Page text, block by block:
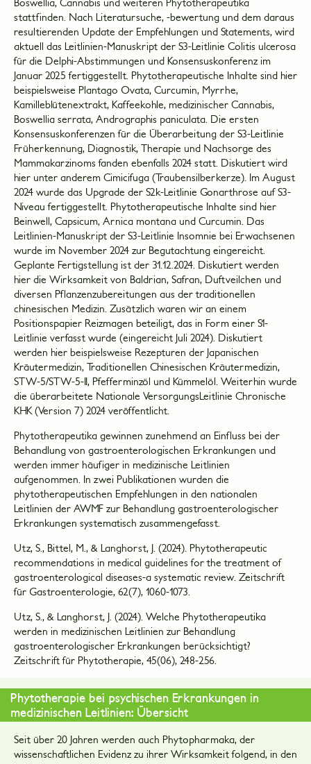
stattfinden. Nach Literatursuche, -bewertung und dem daraus
resultierenden Update der Empfehlungen und Statements, wird
aktuell das Leitlinien-Manuskript der S3-Leitlinie Colitis ulcerosa
für die Delphi-Abstimmungen und Konsensuskonferenz im
Januar 2025 fertiggestellt. Phytotherapeutische Inhalte sind hier
beispielsweise Plantago Ovata, Curcumin, Myrrhe,
Kamilleblütenextrakt, Kaffeekohle, medizinischer Cannabis,
Boswellia serrata, Andrographis paniculata. Die ersten
Konsensuskonferenzen für die Überarbeitung der S3-Leitlinie
Früherkennung, Diagnostik, Therapie und Nachsorge des
Mammakarzinoms fanden ebenfalls 2024 statt. Diskutiert wird
hier unter anderem Cimicifuga (Traubensilberkerze). Im August
2024 wurde das Upgrade der S2k-Leitlinie Gonarthrose auf S3-
Niveau fertiggestellt. Phytotherapeutische Inhalte sind hier
Beinwell, Capsicum, Arnica montana und Curcumin. Das
Leitlinien-Manuskript der S3-Leitlinie Insomnie bei Erwachsenen
wurde im November 2024 zur Begutachtung eingereicht.
Geplante Fertigstellung ist der 31.12.2024. Diskutiert werden
hier die Wirksamkeit von Baldrian, Safran, Duftveilchen und
diversen Pflanzenzubereitungen aus der traditionellen
chinesischen Medizin. Zusätzlich waren wir an einem
Positionspapier Reizmagen beteiligt, das in Form einer S1-
Leitlinie verfasst wurde (eingereicht Juli 2024). Diskutiert
werden hier beispielsweise Rezepturen der Japanischen
Kräutermedizin, Traditionellen Chinesischen Kräutermedizin,
STW-5/STW-5-II, Pfefferminzöl und Kümmelöl. Weiterhin wurde
die überarbeitete Nationale VersorgungsLeitlinie Chronische
KHK (Version 7) 2024 veröffentlicht.
Phytotherapeutika gewinnen zunehmend an Einfluss bei der
Behandlung von gastroenterologischen Erkrankungen und
werden immer häufiger in medizinische Leitlinien
aufgenommen. In zwei Publikationen wurden die
phytotherapeutischen Empfehlungen in den nationalen
Leitlinien der AWMF zur Behandlung gastroenterologischer
Erkrankungen systematisch zusammengefasst.
Utz, S., Bittel, M., & Langhorst, J. (2024). Phytotherapeutic
recommendations in medical guidelines for the treatment of
gastroenterological diseases-a systematic review. Zeitschrift
für Gastroenterologie, 62(7), 1060-1073.
Utz, S., & Langhorst, J. (2024). Welche Phytotherapeutika
werden in medizinischen Leitlinien zur Behandlung
gastroenterologischer Erkrankungen berücksichtigt?
Zeitschrift für Phytotherapie, 45(06), 248-256.
Phytotherapie bei psychischen Erkrankungen in
medizinischen Leitlinien: Übersicht
Seit über 20 Jahren werden auch Phytopharmaka, der
wissenschaftlichen Evidenz zu ihrer Wirksamkeit folgend, in den